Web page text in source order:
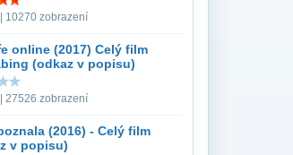
10270 zobrazení
online (2017) Celý film
(odkaz v popisu)
27526 zobrazení
(2016) - Celý film
v popisu)